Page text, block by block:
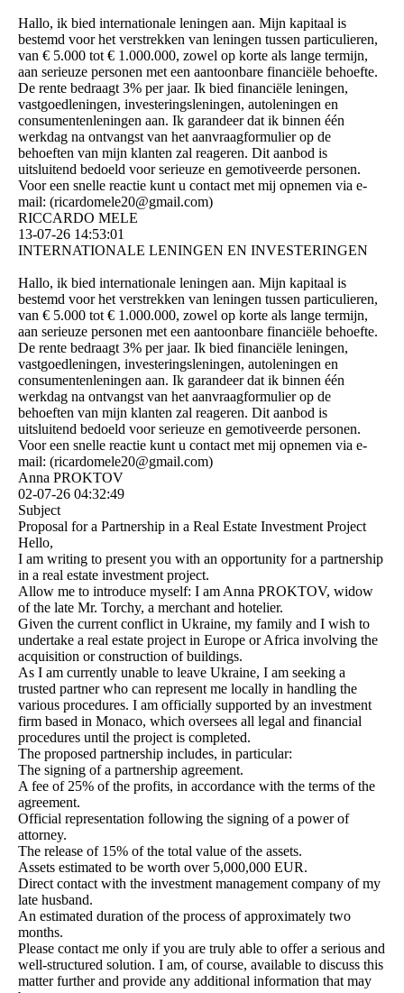
Hallo, ik bied internationale leningen aan. Mijn kapitaal is
bestemd voor het verstrekken van leningen tussen particulieren,
van € 5.000 tot € 1.000.000, zowel op korte als lange termijn,
aan serieuze personen met een aantoonbare financiële behoefte.
De rente bedraagt ​​3% per jaar. Ik bied financiële leningen,
vastgoedleningen, investeringsleningen, autoleningen en
consumentenleningen aan. Ik garandeer dat ik binnen één
werkdag na ontvangst van het aanvraagformulier op de
behoeften van mijn klanten zal reageren. Dit aanbod is
uitsluitend bedoeld voor serieuze en gemotiveerde personen.
Voor een snelle reactie kunt u contact met mij opnemen via e-
mail: (­ricardomele20@­gmail.­com)­
RICCARDO MELE
13-07-26 14:53:01
INTERNATIONALE LENINGEN EN INVESTERINGEN
Hallo, ik bied internationale leningen aan. Mijn kapitaal is
bestemd voor het verstrekken van leningen tussen particulieren,
van € 5.000 tot € 1.000.000, zowel op korte als lange termijn,
aan serieuze personen met een aantoonbare financiële behoefte.
De rente bedraagt ​​3% per jaar. Ik bied financiële leningen,
vastgoedleningen, investeringsleningen, autoleningen en
consumentenleningen aan. Ik garandeer dat ik binnen één
werkdag na ontvangst van het aanvraagformulier op de
behoeften van mijn klanten zal reageren. Dit aanbod is
uitsluitend bedoeld voor serieuze en gemotiveerde personen.
Voor een snelle reactie kunt u contact met mij opnemen via e-
mail: (­ricardomele20@­gmail.­com)­
Anna PROKTOV
02-07-26 04:32:49
Subject
Proposal for a Partnership in a Real Estate Investment Project
Hello,
I am writing to present you with an opportunity for a partnership
in a real estate investment project.
Allow me to introduce myself: I am Anna PROKTOV, widow
of the late Mr. Torchy, a merchant and hotelier.
Given the current conflict in Ukraine, my family and I wish to
undertake a real estate project in Europe or Africa involving the
acquisition or construction of buildings.
As I am currently unable to leave Ukraine, I am seeking a
trusted partner who can represent me locally in handling the
various procedures. I am officially supported by an investment
firm based in Monaco, which oversees all legal and financial
procedures until the project is completed.
The proposed partnership includes, in particular:
The signing of a partnership agreement.
A fee of 25% of the profits, in accordance with the terms of the
agreement.
Official representation following the signing of a power of
attorney.
The release of 15% of the total value of the assets.
Assets estimated to be worth over 5,000,000 EUR.
Direct contact with the investment management company of my
late husband.
An estimated duration of the process of approximately two
months.
Please contact me only if you are truly able to offer a serious and
well-structured solution. I am, of course, available to discuss this
matter further and provide any additional information that may